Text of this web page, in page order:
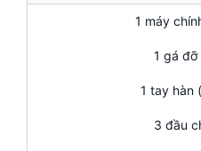
1 máy
1 gá
1 tay hàn
3 đầu